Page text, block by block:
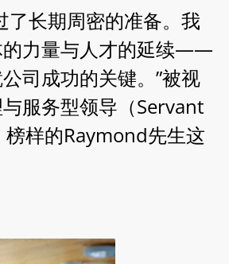
了长期周密的准备。我
的力量与人才的延续——
司成功的关键。”被视
服务型领导（Servant
样的Raymond先生这